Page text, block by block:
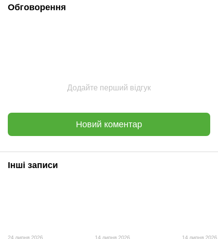
Обговорення
Додайте перший відгук
Новий коментар
Інші записи
24 липня 2026 14 липня 2026 14 липня 2026